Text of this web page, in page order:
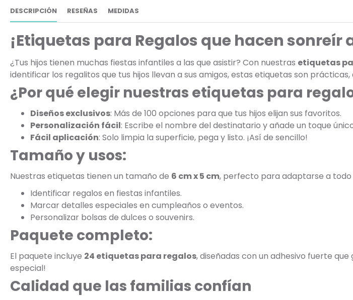
DESCRIPCIÓN RESEÑAS MEDIDAS
¡Etiquetas para Regalos que hacen sonreír
¿Tus hijos tienen muchas fiestas infantiles a las que asistir? Con nuestras etiquetas
identificar los regalitos que tus hijos llevan a sus amigos, estas etiquetas son
¿Por qué elegir nuestras etiquetas para
Diseños exclusivos: Más de 100 opciones para que tus hijos elijan sus favoritos.
Personalización fácil: Escribe el nombre del destinatario y añade un toque
Fácil aplicación: Solo limpia la superficie, pega y listo. ¡Así de sencillo!
Tamaño y usos:
Nuestras etiquetas tienen un tamaño de 6 cm x 5 cm, perfecto para adaptarse a todo
Identificar regalos en fiestas infantiles.
Marcar detalles especiales en cumpleaños o eventos.
Personalizar bolsas de dulces o souvenirs.
Paquete completo:
El paquete incluye 24 etiquetas para regalos, diseñadas con un adhesivo fuerte
especial!
Calidad que las familias confían